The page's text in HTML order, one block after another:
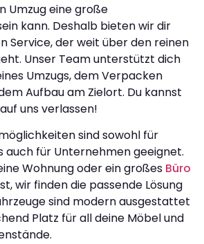
Umzug eine große
kann. Deshalb bieten wir dir
Service, der weit über den reinen
Unser Team unterstützt dich
Umzugs, dem Verpacken
Aufbau am Zielort. Du kannst
uns verlassen!
sind sowohl für
auch für Unternehmen geeignet.
Wohnung oder ein großes Büro
wir finden die passende Lösung
sind modern ausgestattet
Platz für all deine Möbel und